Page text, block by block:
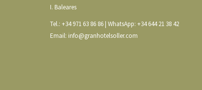
I. Baleares
Tel.: +34 971 63 86 86 | WhatsApp: +34 644 21 38 42
Email: info@granhotelsoller.com